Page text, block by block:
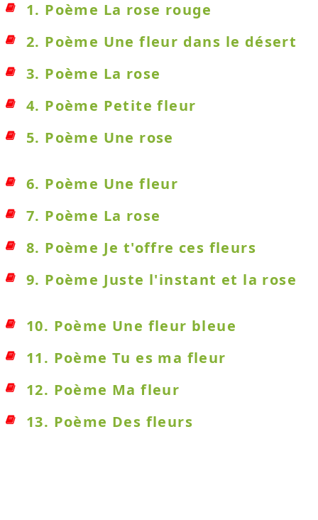
1. Poème La rose rouge
2. Poème Une fleur dans le désert
3. Poème La rose
4. Poème Petite fleur
5. Poème Une rose
6. Poème Une fleur
7. Poème La rose
8. Poème Je t'offre ces fleurs
9. Poème Juste l'instant et la rose
10. Poème Une fleur bleue
11. Poème Tu es ma fleur
12. Poème Ma fleur
13. Poème Des fleurs